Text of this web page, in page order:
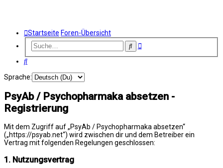
Startseite Foren-Übersicht
SucheErweiterte
Suche
Sprache:
PsyAb / Psychopharmaka absetzen -
Registrierung
Mit dem Zugriff auf „PsyAb / Psychopharmaka absetzen“
(„https://psyab.net“) wird zwischen dir und dem Betreiber ein
Vertrag mit folgenden Regelungen geschlossen:
1. Nutzungsvertrag